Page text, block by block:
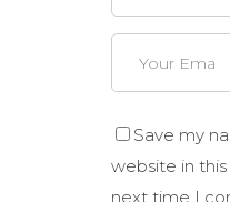
Save my
website in
next time I